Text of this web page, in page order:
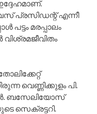
പ്രസിഡന്റ്‌ എന്നീ
പട്ടം മരപ്പാലം
വെണ്ണിക്കുളം പി.
ബസേലിയോസ്‌
സെക്രട്ടറി.